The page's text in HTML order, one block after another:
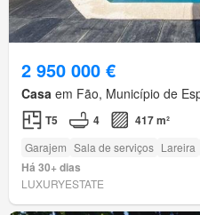
2 950 000 €
Casa em Fão, Município de
T5 4 417 m²
Garajem Sala de serviços Lareira
Há 30+ dias
LUXURYESTATE